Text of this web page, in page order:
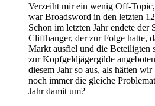
Verzeiht mir ein wenig Off-
war Broadsword in den letzten
Schon im letzten Jahr endete der
Cliffhanger, der zur Folge hatte,
Markt ausfiel und die Beteiligten
zur Kopfgeldjägergilde
diesem Jahr so aus, als hätten
noch immer die gleiche
Jahr damit um?